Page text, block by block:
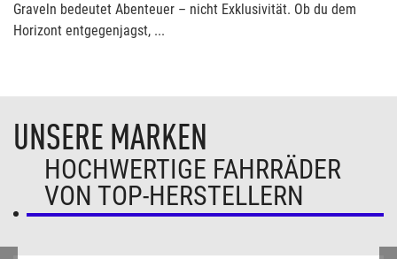
Graveln bedeutet Abenteuer – nicht Exklusivität. Ob du dem
Horizont entgegenjagst, ...
UNSERE MARKEN
HOCHWERTIGE FAHRRÄDER
VON TOP-HERSTELLERN